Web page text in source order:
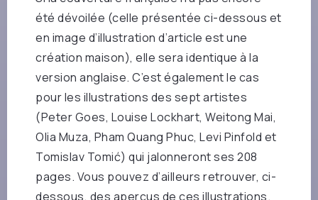
été dévoilée (celle présentée ci-dessous et
en image d’illustration d’article est une
création maison), elle sera identique à la
version anglaise. C’est également le cas
pour les illustrations des sept artistes
(Peter Goes, Louise Lockhart, Weitong Mai,
Olia Muza, Pham Quang Phuc, Levi Pinfold et
Tomislav Tomić) qui jalonneront ses 208
pages. Vous pouvez d’ailleurs retrouver, ci-
dessous, des aperçus de ces illustrations.